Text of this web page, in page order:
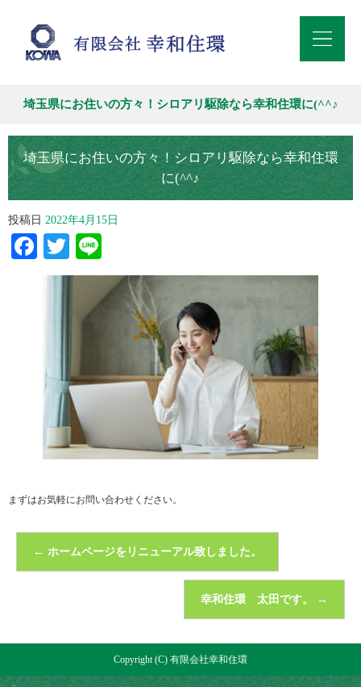
埼玉県にお住いの方々！シロアリ駆除なら幸和住環に(^^♪
埼玉県にお住いの方々！シロアリ駆除なら幸和住環
に(^^♪
投稿日 2022年4月15日
Facebook
Twitter
まずはお気軽にお問い合わせください。
← ホームページをリニューアル致しました。
幸和住環 太田です。 →
Copyright (C) 有限会社幸和住環